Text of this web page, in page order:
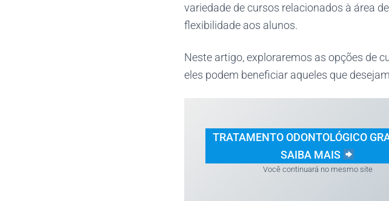
variedade de cursos relacionados à área
flexibilidade aos alunos.
Neste artigo, exploraremos as opções de
eles podem beneficiar aqueles que
TRATAMENTO ODONTOLÓGICO
SAIBA MAIS
Você continuará no mesmo site